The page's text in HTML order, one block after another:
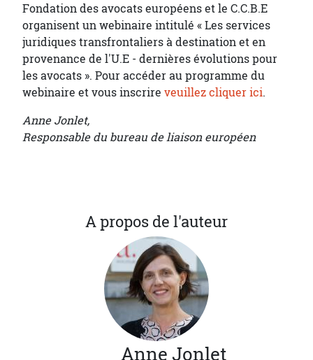
Fondation des avocats européens et le C.C.B.E
organisent un webinaire intitulé « Les services
juridiques transfrontaliers à destination et en
provenance de l'U.E - dernières évolutions pour
les avocats ». Pour accéder au programme du
webinaire et vous inscrire veuillez cliquer ici.
Anne Jonlet,
Responsable du bureau de liaison européen
A propos de l'auteur
Anne Jonlet